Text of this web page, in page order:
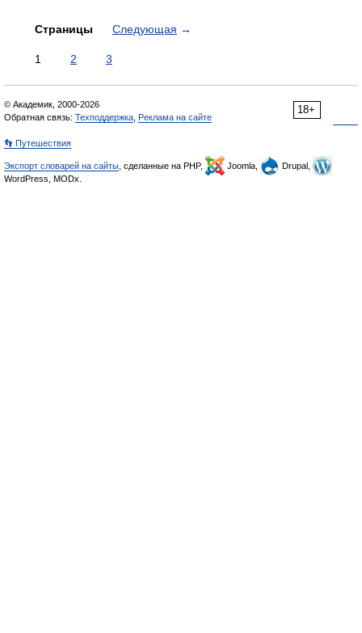
Страницы Следующая →
1 2 3
18+
© Академик, 2000-2026
Обратная связь: Техподдержка Реклама на сайте
👣 Путешествия
Экспорт словарей на сайты , сделанные на PHP, Joomla,
Drupal,
WordPress, MODx.